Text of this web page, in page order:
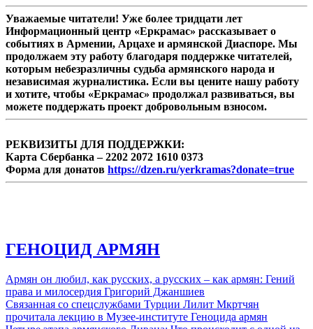
главный секретарь политсовета ППА Наира
Зограбян.
Уважаемые читатели! Уже более тридцати лет
Информационный центр «Еркрамас» рассказывает о
событиях в Армении, Арцахе и армянской Диаспоре. Мы
продолжаем эту работу благодаря поддержке читателей,
которым небезразличны судьба армянского народа и
независимая журналистика. Если вы цените нашу работу
и хотите, чтобы «Еркрамас» продолжал развиваться, вы
можете поддержать проект добровольным взносом.
РЕКВИЗИТЫ ДЛЯ ПОДДЕРЖКИ:
Карта Сбербанка – 2202 2072 1610 0373
Форма для донатов https://dzen.ru/yerkramas?donate=true
ГЕНОЦИД АРМЯН
Армян он любил, как русских, а русских – как армян: Гений
права и милосердия Григорий Джаншиев
Связанная со спецслужбами Турции Лилит Мкртчян
прочитала лекцию в Музее-институте Геноцида армян